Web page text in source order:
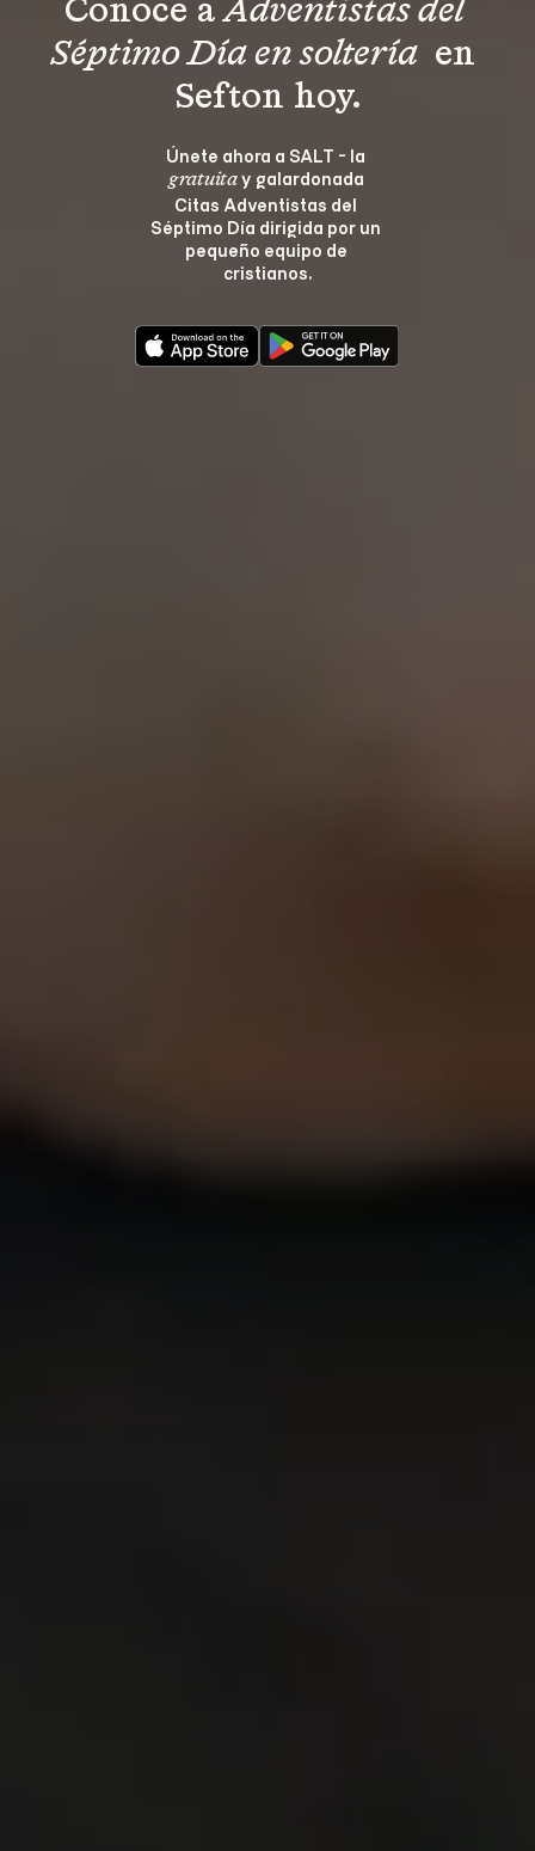
Conoce a Adventistas del
Séptimo Día en soltería en
Sefton hoy.
Únete ahora a SALT - la
gratuita y galardonada
Citas Adventistas del
Séptimo Día dirigida por un
pequeño equipo de
cristianos.